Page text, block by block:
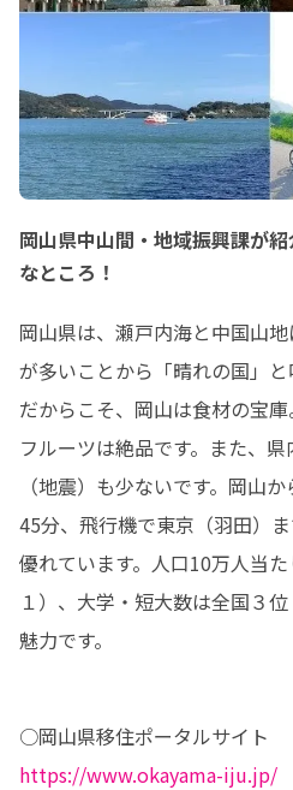
岡山県中山間・地域振興課が
なところ！
岡山県は、瀬戸内海と中国山
が多いことから「晴れの国」
だからこそ、岡山は食材の宝
フルーツは絶品です。また、
（地震）も少ないです。岡山
45分、飛行機で東京（羽田）
優れています。人口10万人当
１）、大学・短大数は全国３
魅力です。
https://www.okayama-iju.jp/